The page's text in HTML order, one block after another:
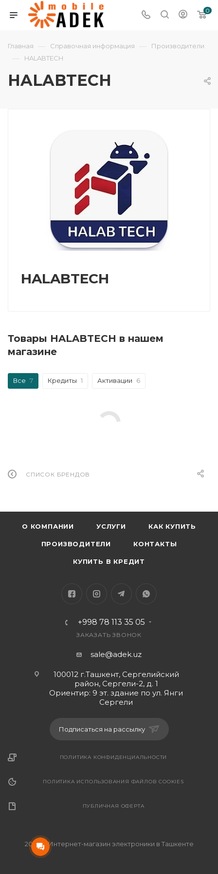
0
Главная — Справочная информация — Производители
— HALABTECH
HALABTECH
HALABTECH
Товары HALABTECH в нашем
магазине
Все 7 Кредиты 1 Активации 6
СПИСОК БРЕНДОВ
О КОМПАНИИ УСЛУГИ КАК КУПИТЬ
ПРОИЗВОДИТЕЛИ КОНТАКТЫ
КУПИТЬ В КРЕДИТ
+998 78 113 35 05
ЗАКАЗАТЬ ЗВОНОК
sale@adek.uz
100012 г.Ташкент, Сергелийский
район, Сергели-2, д. 1
Ориентир: 9 эт. здание по ул. Янги
Сергели
Подписаться на рассылку
ПОЛИТИКА КОНФИДЕНЦИАЛЬНОСТИ
ПОЛИТИКА ИСПОЛЬЗОВАНИЯ ФАЙЛОВ COOKIES
ПУБЛИЧНАЯ ОФЕРТА
2026 © Интернет-магазин электроники в Ташкенте